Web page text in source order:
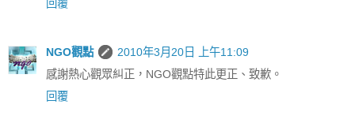
回覆
NGO觀點
2010年3月20日 上午11:09
感謝熱心觀眾糾正，NGO觀點特此更正、致歉。
回覆